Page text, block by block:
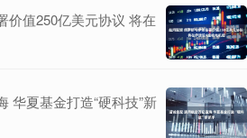
价值250亿美元协议 将在
华夏基金打造“硬科技”新